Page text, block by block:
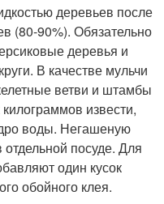
деревьев после
(80-90%). Обязательно
деревья и
В качестве мульчи
ветви и штамбы
извести,
воды. Негашеную
отдельной посуде. Для
один кусок
обойного клея.